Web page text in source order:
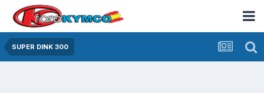
SUPER DINK 300